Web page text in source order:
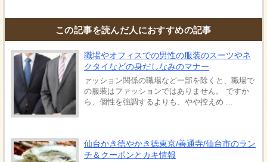
この記事を読んだ人におすすめの記事
職場やオフィスでの男性の服装のスーツやネ
クタイなどの身だしなみのマナー
ァッション関係の職場など一部を除くと、職場で
の服装はファッションではありません。 ですか
ら、個性を強調するよりも、やや控えめ ...
仙台かき徳やかき徳東京/善通寺/仙台市のラン
チ＆クーポンとカキ情報